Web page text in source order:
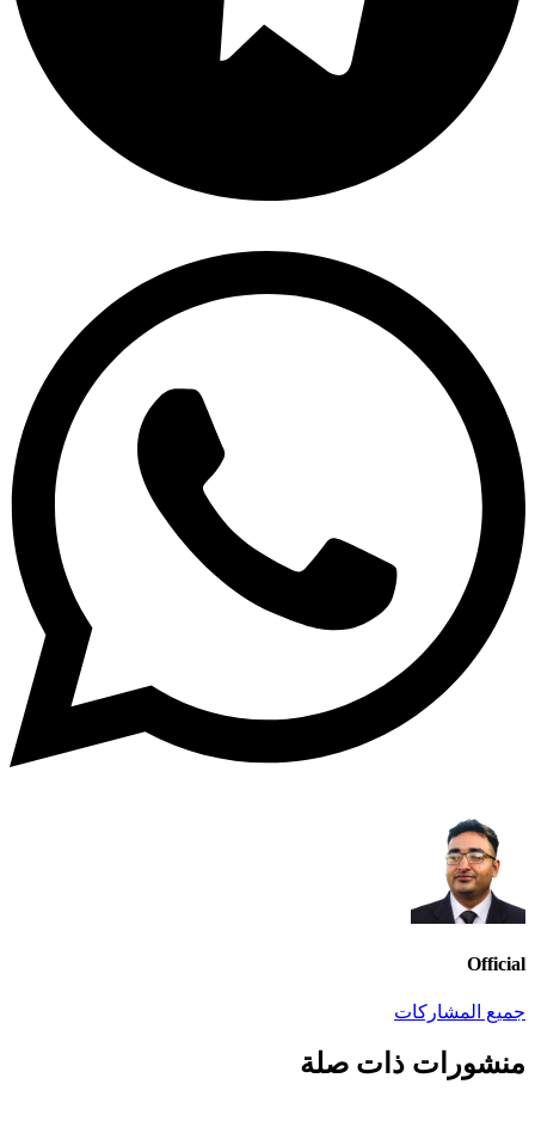
Official
جميع المشاركات
منشورات ذات صلة